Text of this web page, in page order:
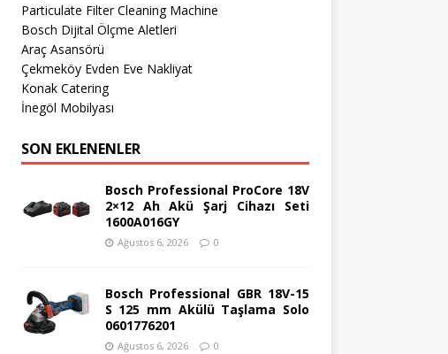
Particulate Filter Cleaning Machine
Bosch Dijital Ölçme Aletleri
Araç Asansörü
Çekmeköy Evden Eve Nakliyat
Konak Catering
İnegöl Mobilyası
SON EKLENENLER
Bosch Professional ProCore 18V
2×12 Ah Akü Şarj Cihazı Seti
1600A016GY
Ağustos 6, 2026 0
Bosch Professional GBR 18V-15
S 125 mm Akülü Taşlama Solo
0601776201
Ağustos 6, 2026 0